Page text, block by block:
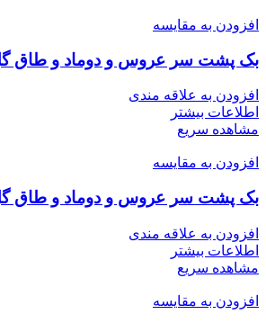
افزودن به مقایسه
بک پشت سر عروس و دوماد و طاق
افزودن به علاقه مندی
اطلاعات بیشتر
مشاهده سریع
افزودن به مقایسه
بک پشت سر عروس و دوماد و طاق
افزودن به علاقه مندی
اطلاعات بیشتر
مشاهده سریع
افزودن به مقایسه